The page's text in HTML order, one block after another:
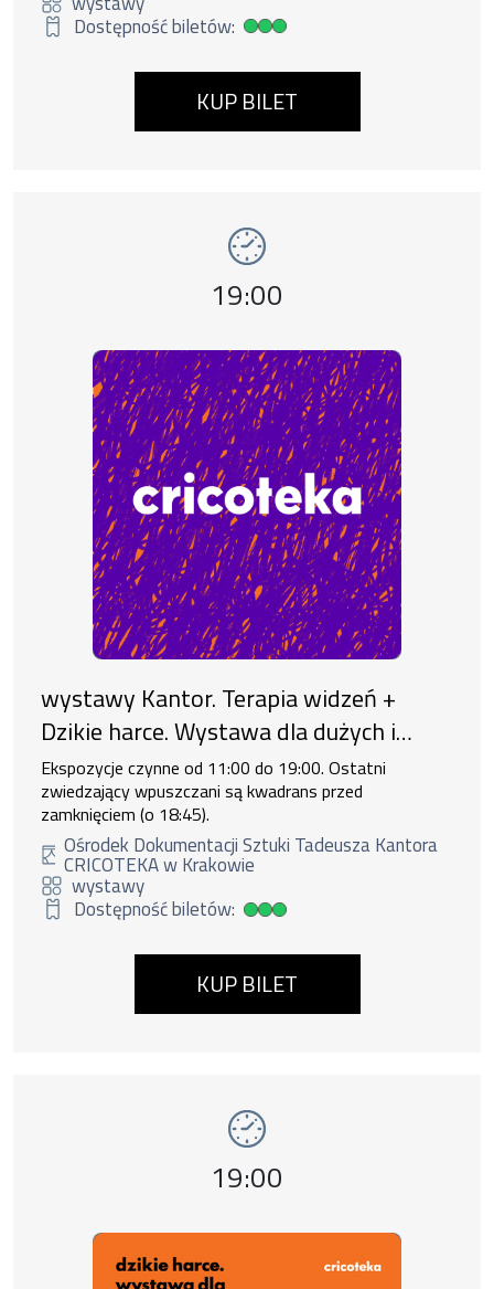
Dostępność biletów:
Duża dostępność biletów
KUP BILET
Godzina wydarzenia,
19:00
wystawy Kantor. Terapia widzeń +
Dzikie harce. Wystawa dla dużych i
małych
Ekspozycje czynne od 11:00 do 19:00. Ostatni
zwiedzający wpuszczani są kwadrans przed
zamknięciem (o 18:45).
Ośrodek Dokumentacji Sztuki Tadeusza Kantora
CRICOTEKA w Krakowie
wystawy
Dostępność biletów:
Duża dostępność biletów
KUP BILET
Godzina wydarzenia,
19:00